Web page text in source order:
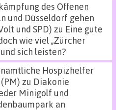
des Offenen
und Düsseldorf gehen
und SPD) zu Eine gute
wie viel „Zürcher
sich leisten?
Hospizhelfer
zu Diakonie
Minigolf und
an